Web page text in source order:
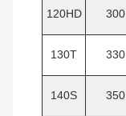
120HD 300
130T 330
140S 350